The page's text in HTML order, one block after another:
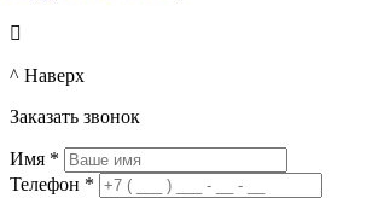

^ Наверх
Заказать звонок
Имя *
Телефон *